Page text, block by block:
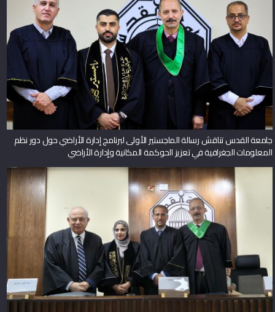
جامعة القدس تناقش رسالة الماجستير الأولى لبرنامج إدارة الأراضي حول دور نظم
المعلومات الجغرافية في تعزيز الحوكمة المكانية وإدارة الأراضي